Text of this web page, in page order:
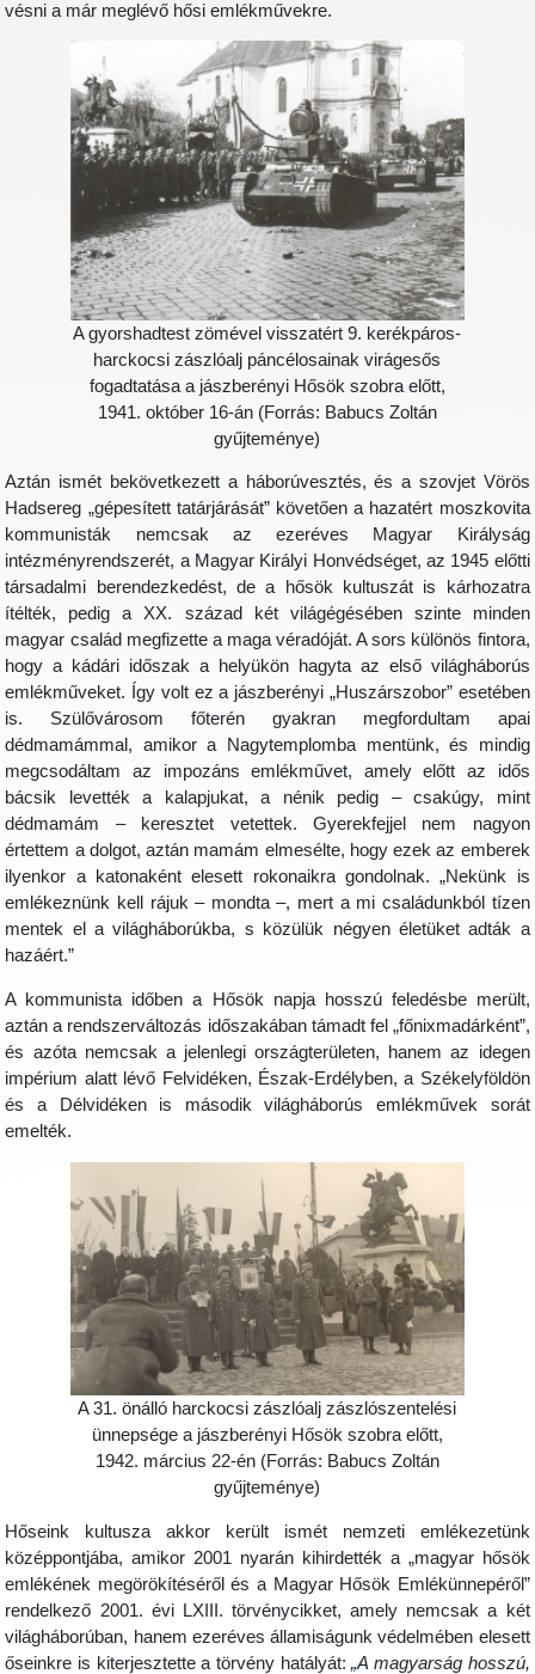
vésni a már meglévő hősi emlékművekre.
A gyorshadtest zömével visszatért 9. kerékpáros-
harckocsi zászlóalj páncélosainak virágesős
fogadtatása a jászberényi Hősök szobra előtt,
1941. október 16-án (Forrás: Babucs Zoltán
gyűjteménye)
Aztán ismét bekövetkezett a háborúvesztés, és a szovjet Vörös
Hadsereg „gépesített tatárjárását” követően a hazatért moszkovita
kommunisták nemcsak az ezeréves Magyar Királyság
intézményrendszerét, a Magyar Királyi Honvédséget, az 1945 előtti
társadalmi berendezkedést, de a hősök kultuszát is kárhozatra
ítélték, pedig a XX. század két világégésében szinte minden
magyar család megfizette a maga véradóját. A sors különös fintora,
hogy a kádári időszak a helyükön hagyta az első világháborús
emlékműveket. Így volt ez a jászberényi „Huszárszobor” esetében
is. Szülővárosom főterén gyakran megfordultam apai
dédmamámmal, amikor a Nagytemplomba mentünk, és mindig
megcsodáltam az impozáns emlékművet, amely előtt az idős
bácsik levették a kalapjukat, a nénik pedig – csakúgy, mint
dédmamám – keresztet vetettek. Gyerekfejjel nem nagyon
értettem a dolgot, aztán mamám elmesélte, hogy ezek az emberek
ilyenkor a katonaként elesett rokonaikra gondolnak. „Nekünk is
emlékeznünk kell rájuk – mondta –, mert a mi családunkból tízen
mentek el a világháborúkba, s közülük négyen életüket adták a
hazáért.”
A kommunista időben a Hősök napja hosszú feledésbe merült,
aztán a rendszerváltozás időszakában támadt fel „főnixmadárként”,
és azóta nemcsak a jelenlegi országterületen, hanem az idegen
impérium alatt lévő Felvidéken, Észak-Erdélyben, a Székelyföldön
és a Délvidéken is második világháborús emlékművek sorát
emelték.
A 31. önálló harckocsi zászlóalj zászlószentelési
ünnepsége a jászberényi Hősök szobra előtt,
1942. március 22-én (Forrás: Babucs Zoltán
gyűjteménye)
Hőseink kultusza akkor került ismét nemzeti emlékezetünk
középpontjába, amikor 2001 nyarán kihirdették a „magyar hősök
emlékének megörökítéséről és a Magyar Hősök Emlékünnepéről”
rendelkező 2001. évi LXIII. törvénycikket, amely nemcsak a két
világháborúban, hanem ezeréves államiságunk védelmében elesett
őseinkre is kiterjesztette a törvény hatályát:„A magyarság hosszú,